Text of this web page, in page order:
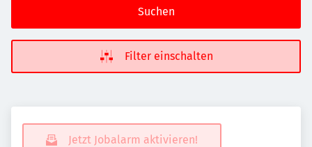
Suchen
Filter einschalten
Jetzt Jobalarm aktivieren!